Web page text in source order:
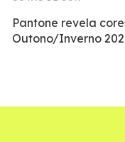
Pantone revela
Outono/Inverno